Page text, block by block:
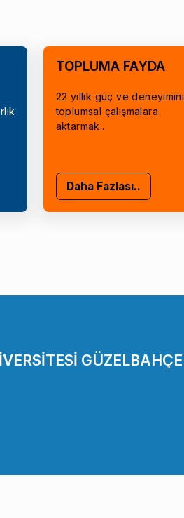
TOPLUMA FAYDA
22 yıllık güç ve deneyimini
toplumsal çalışmalara
aktarmak..
Daha Fazlası..
GÜZELBAHÇE